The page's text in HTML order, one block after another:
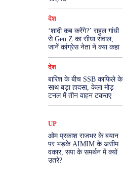
देश
‘शादी कब करेंगे?’ राहुल गांधी
से Gen Z का सीधा सवाल,
जानें कांग्रेस नेता ने क्या कहा
देश
बारिश के बीच SSB काफिले के
साथ बड़ा हादसा, केला मोड़
टनल में तीन वाहन टकराए
UP
ओम प्रकाश राजभर के बयान
पर भड़के AIMIM के असीम
वकार, सपा के समर्थन में क्यों
उतरे?